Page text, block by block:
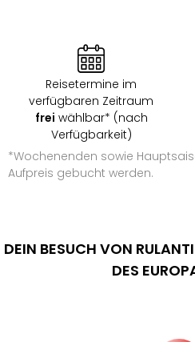
Reisetermine im
verfügbaren Zeitraum
frei wählbar* (nach
Verfügbarkeit)
*Wochenenden sowie
Aufpreis gebucht werden.
DEIN BESUCH VON
DES